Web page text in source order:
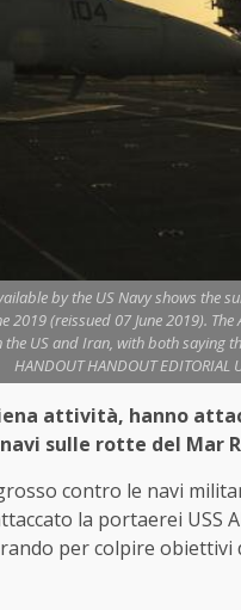
by the US Navy shows the
2019 (reissued 07 June 2019).
US and Iran, with both saying
HANDOUT HANDOUT EDITORIAL
attività, hanno
sulle rotte del Mar
contro le navi
la portaerei USS
per colpire obiettivi